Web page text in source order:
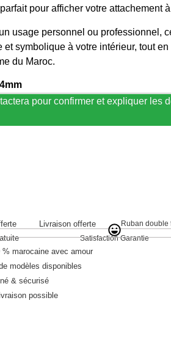
pour afficher votre attachement
usage personnel ou professionnel,
et symbolique à votre intérieur, tout
du Maroc.
pour confirmer et expliquer les
Livraison offerte Ruban double
Satisfaction Garantie
% marocaine avec amour
modèles disponibles
& sécurisé
possible